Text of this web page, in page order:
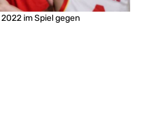
im Spiel gegen